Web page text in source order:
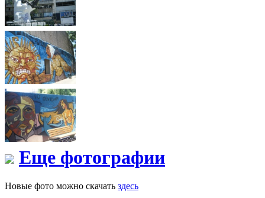
Еще фотографии
Новые фото можно скачать здесь